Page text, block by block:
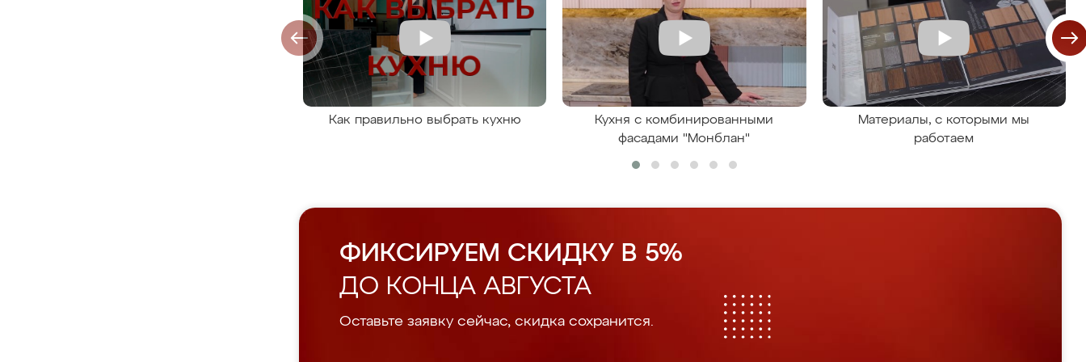
Как правильно выбрать кухню
Кухня с комбинированными
фасадами "Монблан"
Материалы, с которыми мы
работаем
ФИКСИРУЕМ СКИДКУ В 5%
ДО КОНЦА АВГУСТА
Оставьте заявку сейчас, скидка сохранится.